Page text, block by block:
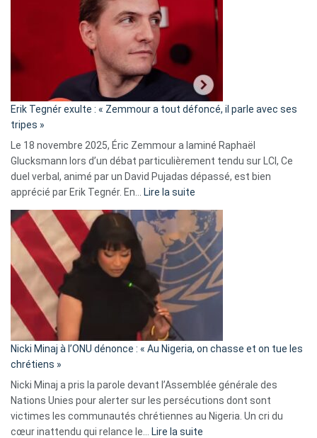
d’alliance
secrète
«
C’est
fake
news
»
Erik Tegnér exulte : « Zemmour a tout défoncé, il parle avec ses
tripes »
Le 18 novembre 2025, Éric Zemmour a laminé Raphaël
Glucksmann lors d’un débat particulièrement tendu sur LCI, Ce
duel verbal, animé par un David Pujadas dépassé, est bien
apprécié par Erik Tegnér. En…
Lire la suite
Tegnér
exulte
« Zemmour
a
tout
parle
ses
tripes »
Nicki Minaj à l’ONU dénonce : « Au Nigeria, on chasse et on tue les
chrétiens »
Nicki Minaj a pris la parole devant l’Assemblée générale des
Nations Unies pour alerter sur les persécutions dont sont
victimes les communautés chrétiennes au Nigeria. Un cri du
cœur inattendu qui relance le…
Lire la suite